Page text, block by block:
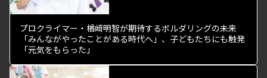
プロクライマー・楢﨑明智が期待するボルダリングの未来
「みんながやったことがある時代へ」、子どもたちにも触発
「元気をもらった」